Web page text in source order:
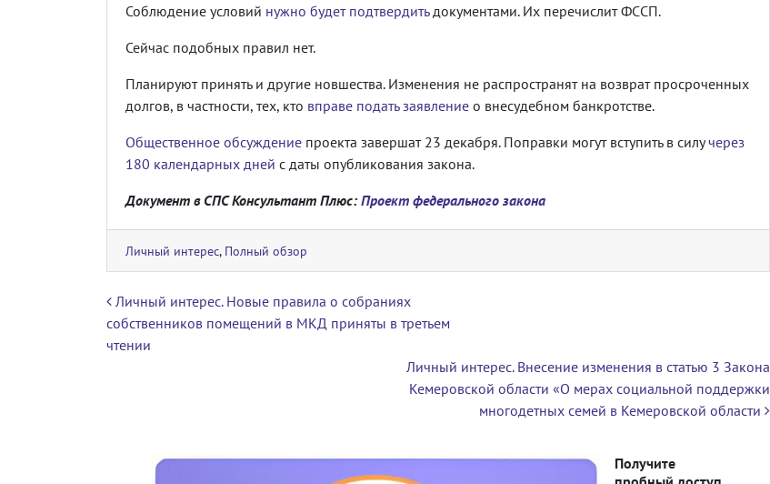
Соблюдение условий нужно будет подтвердитьдокументами. Их перечислит ФССП.
Сейчас подобных правил нет.
Планируют принять и другие новшества. Изменения не распространят на возврат просроченных
долгов, в частности, тех, кто вправе подать заявление о внесудебном банкротстве.
Общественное обсуждение проекта завершат 23 декабря. Поправки могут вступить в силучерез
180 календарных дней с даты опубликования закона.
Документ в СПС Консультант Плюс: Проект федерального закона
Личный интерес, Полный обзор
Навигация по записям
Личный интерес. Новые правила о собраниях
собственников помещений в МКД приняты в третьем
чтении
Личный интерес. Внесение изменения в статью 3 Закона
Кемеровской области «О мерах социальной поддержки
многодетных семей в Кемеровской области
Получите